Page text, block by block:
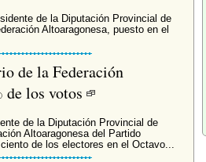
de la Diputación Provincial de
Altoaragonesa, puesto en el
de la Federación
de los votos
de la Diputación Provincial de
Altoaragonesa del Partido
de los electores en el Octavo...